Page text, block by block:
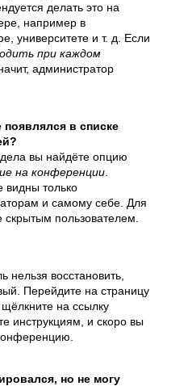
делать это на
например в
университете и т. д. Если
при каждом
администратор
появлялся в списке
вы найдёте опцию
на конференции
видны только
и самому себе. Для
скрытым пользователем.
нельзя восстановить,
Перейдите на страницу
на ссылку
инструкциям, и скоро вы
но не могу